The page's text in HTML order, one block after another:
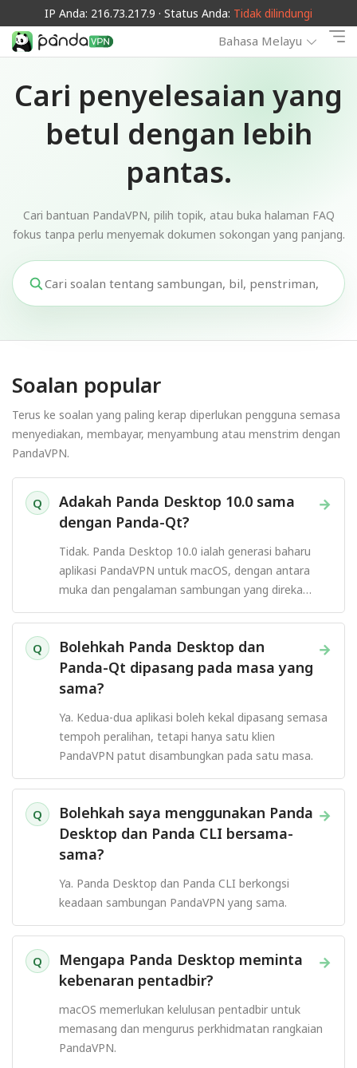
IP Anda: 216.73.217.9 · Status Anda: Tidak dilindungi
Bahasa Melayu
Cari penyelesaian yang
betul dengan lebih
pantas.
Cari bantuan PandaVPN, pilih topik, atau buka halaman FAQ
fokus tanpa perlu menyemak dokumen sokongan yang panjang.
Soalan popular
Terus ke soalan yang paling kerap diperlukan pengguna semasa
menyediakan, membayar, menyambung atau menstrim dengan
PandaVPN.
Q →
Adakah Panda Desktop 10.0 sama
dengan Panda-Qt?
Tidak. Panda Desktop 10.0 ialah generasi baharu
aplikasi PandaVPN untuk macOS, dengan antara
muka dan pengalaman sambungan yang direka
semula.
Q →
Bolehkah Panda Desktop dan
Panda-Qt dipasang pada masa yang
sama?
Ya. Kedua-dua aplikasi boleh kekal dipasang semasa
tempoh peralihan, tetapi hanya satu klien
PandaVPN patut disambungkan pada satu masa.
Q →
Bolehkah saya menggunakan Panda
Desktop dan Panda CLI bersama-
sama?
Ya. Panda Desktop dan Panda CLI berkongsi
keadaan sambungan PandaVPN yang sama.
Q →
Mengapa Panda Desktop meminta
kebenaran pentadbir?
macOS memerlukan kelulusan pentadbir untuk
memasang dan mengurus perkhidmatan rangkaian
PandaVPN.